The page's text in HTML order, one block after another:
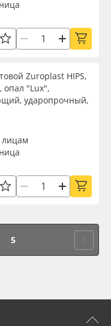
Zuroplast HIPS,
опал "Lux",
ударопрочный,
5